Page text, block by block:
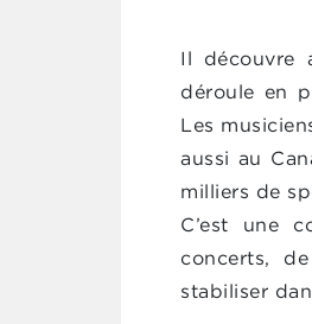
Il découvre
déroule en
Les
aussi au
milliers de
C’est une
concerts,
stabiliser